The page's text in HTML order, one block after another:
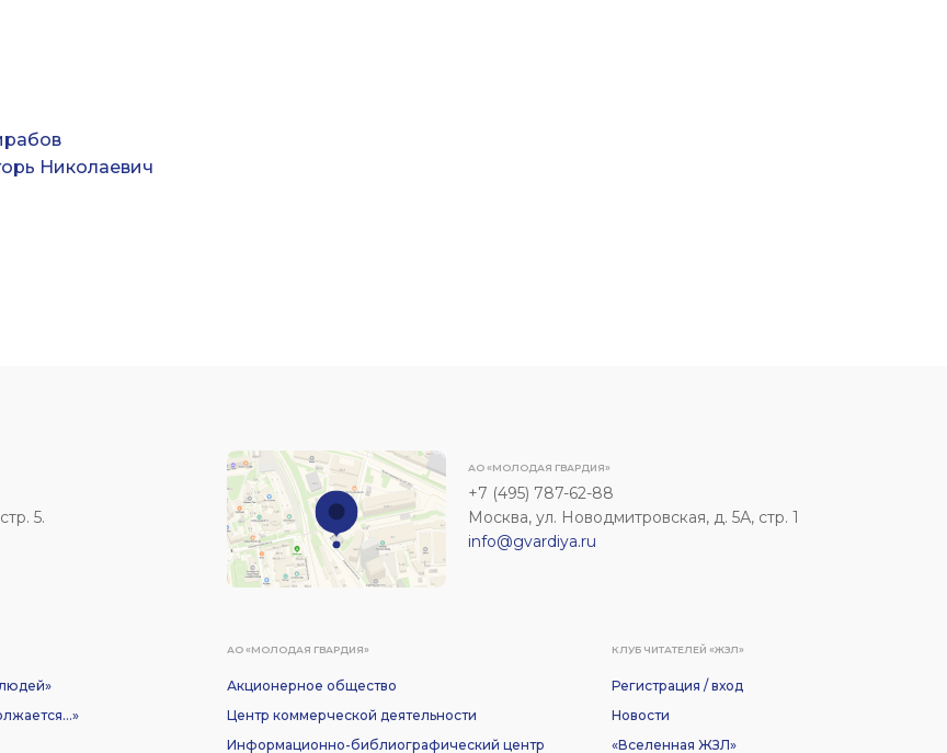
Николаевич
5.
АО «МОЛОДАЯ ГВАРДИЯ»
+7 (495) 787-62-88
Москва, ул. Новодмитровская, д. 5А, стр. 1
info@gvardiya.ru
АО «МОЛОДАЯ ГВАРДИЯ»
Акционерное общество
Центр коммерческой деятельности
Информационно-библиографический центр
КЛУБ ЧИТАТЕЛЕЙ «ЖЗЛ»
Регистрация / вход
Новости
«Вселенная ЖЗЛ»